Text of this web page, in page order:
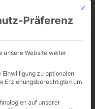
KONTAKT
KIRCHE ST.
BEI
Mit
Präferenz
unsere Website weiter
Einwilligung zu optionalen
Erziehungsberechtigten um
auf unserer